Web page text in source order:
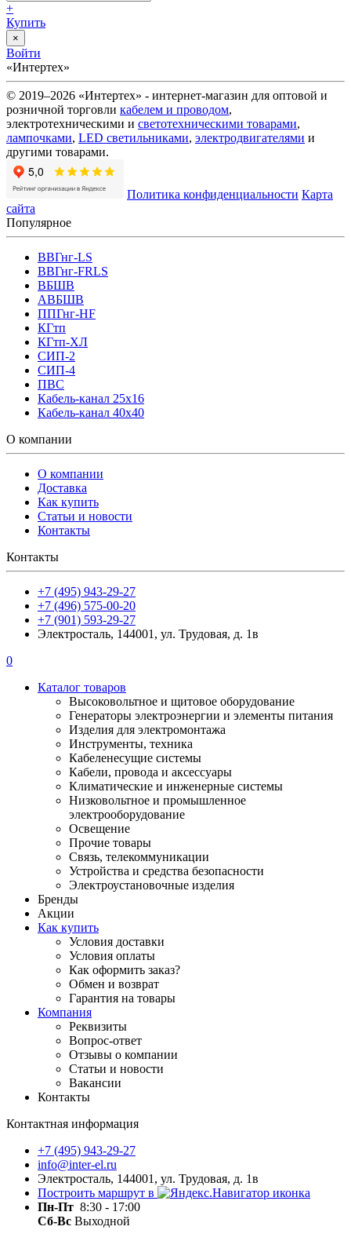
+
Купить
×
Войти
«Интертех»
© 2019–2026 «Интертех» - интернет-магазин для оптовой и
розничной торговли кабелем и проводом,
электротехническими и светотехническими товарами,
лампочками, LED светильниками, электродвигателями и
другими товарами.
Политика конфиденциальности Карта
сайта
Популярное
ВВГнг-LS
ВВГнг-FRLS
ВБШВ
АВБШВ
ППГнг-HF
КГтп
КГтп-ХЛ
СИП-2
СИП-4
ПВС
Кабель-канал 25х16
Кабель-канал 40х40
О компании
О компании
Доставка
Как купить
Статьи и новости
Контакты
Контакты
+7 (495) 943-29-27
+7 (496) 575-00-20
+7 (901) 593-29-27
Электросталь, 144001, ул. Трудовая, д. 1в
0
Каталог товаров
Высоковольтное и щитовое оборудование
Генераторы электроэнергии и элементы питания
Изделия для электромонтажа
Инструменты, техника
Кабеленесущие системы
Кабели, провода и аксессуары
Климатические и инженерные системы
Низковольтное и промышленное
электрооборудование
Освещение
Прочие товары
Связь, телекоммуникации
Устройства и средства безопасности
Электроустановочные изделия
Бренды
Акции
Как купить
Условия доставки
Условия оплаты
Как оформить заказ?
Обмен и возврат
Гарантия на товары
Компания
Реквизиты
Вопрос-ответ
Отзывы о компании
Статьи и новости
Вакансии
Контакты
Контактная информация
+7 (495) 943-29-27
info@inter-el.ru
Электросталь, 144001, ул. Трудовая, д. 1в
Построить маршрут в
Пн-Пт 8:30 - 17:00
Сб-Вс Выходной